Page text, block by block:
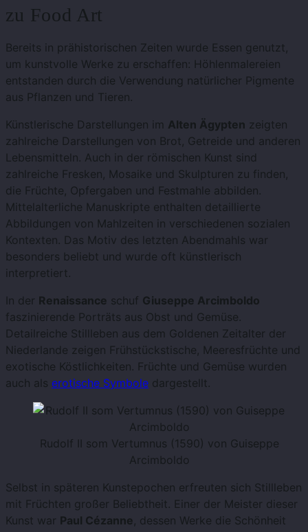
zu Food Art
Bereits in prähistorischen Zeiten wurde Essen genutzt,
um kunstvolle Werke zu erschaffen: Höhlenmalereien
entstanden durch die Verwendung natürlicher Pigmente
aus Pflanzen und Tieren.
Künstlerische Darstellungen im Alten Ägypten zeigten
zahlreiche Darstellungen von Brot, Getreide und anderen
Lebensmitteln. Auch in der römischen Kunst sind
zahlreiche Fresken, Mosaike und Skulpturen zu finden,
die Früchte, Opfergaben und Festmahle abbilden.
Mittelalterliche Manuskripte enthalten detaillierte
Abbildungen von Mahlzeiten in verschiedenen sozialen
Kontexten. Das Motiv des letzten Abendmahls war
besonders beliebt und wurde oft künstlerisch
interpretiert.
In der Renaissance schuf Giuseppe Arcimboldo
faszinierende Porträts aus Obst und Gemüse.
Detailreiche Stillleben aus dem Goldenen Zeitalter der
Niederlande zeigen Frühstückstische, Meeresfrüchte und
exotische Köstlichkeiten. Früchte und Gemüse wurden
auch als erotische Symbole dargestellt.
Rudolf II som Vertumnus (1590) von Guiseppe
Arcimboldo
Selbst in späteren Kunstepochen erfreuten sich Stillleben
mit Früchten großer Beliebtheit. Einer der Meister dieser
Kunst war Paul Cézanne, dessen Werke die Schönheit